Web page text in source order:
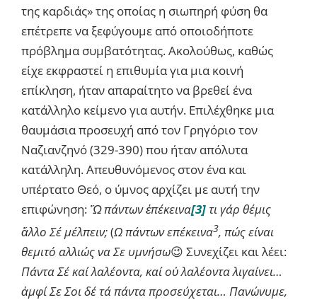
της καρδιάς» της οποίας η σιωπηρή φύση θα
επέτρεπε να ξεφύγουμε από οποιοδήποτε
πρόβλημα συμβατότητας. Ακολούθως, καθώς
είχε εκφραστεί η επιθυμία για μια κοινή
επίκληση, ήταν απαραίτητο να βρεθεί ένα
κατάλληλο κείμενο για αυτήν. Επιλέχθηκε μια
θαυμάσια προσευχή από τον Γρηγόριο τον
Ναζιανζηνό (329-390) που ήταν απόλυτα
κατάλληλη. Απευθυνόμενος στον ένα και
υπέρτατο Θεό, ο ύμνος αρχίζει με αυτή την
επιφώνηση: Ὤπάντωνἐπέκεινα[3] τι γάρ θέμις
ἄλλο Σέ μέλπειν;(Ω πάντων επέκεινα3, πώς είναι
θεμιτό αλλιώς να Σε υμνήσω😉 Συνεχίζει και λέει:
Πάντα Σέ καί λαλέοντα, καί οὐλαλέοντα λιγαίνει…
ἀμφί Σε Σοι δέ τά πάντα προσεύχεται… Πανώνυμε,